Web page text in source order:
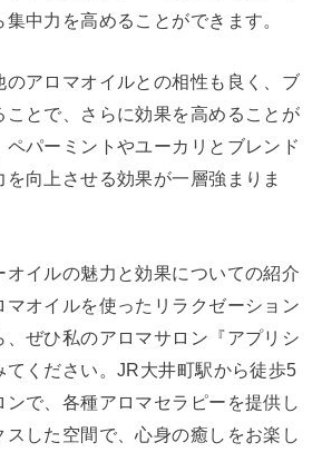
中力を高めることができます。
のアロマオイルとの相性も良く、ブ
ことで、さらに効果を高めることが
ペパーミントやユーカリとブレンド
向上させる効果が一層強まりま
オイルの魅力と効果についての紹介
マオイルを使ったリラクゼーション
ぜひ私のアロマサロン『アプリシ
てください。JR大井町駅から徒歩5
で、各種アロマセラピーを提供し
スした空間で、心身の癒しをお楽し